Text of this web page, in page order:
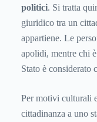
politici. Si tratta
giuridico tra un
appartiene. Le
apolidi, mentre chi
Stato è considerato
Per motivi culturali
cittadinanza a uno